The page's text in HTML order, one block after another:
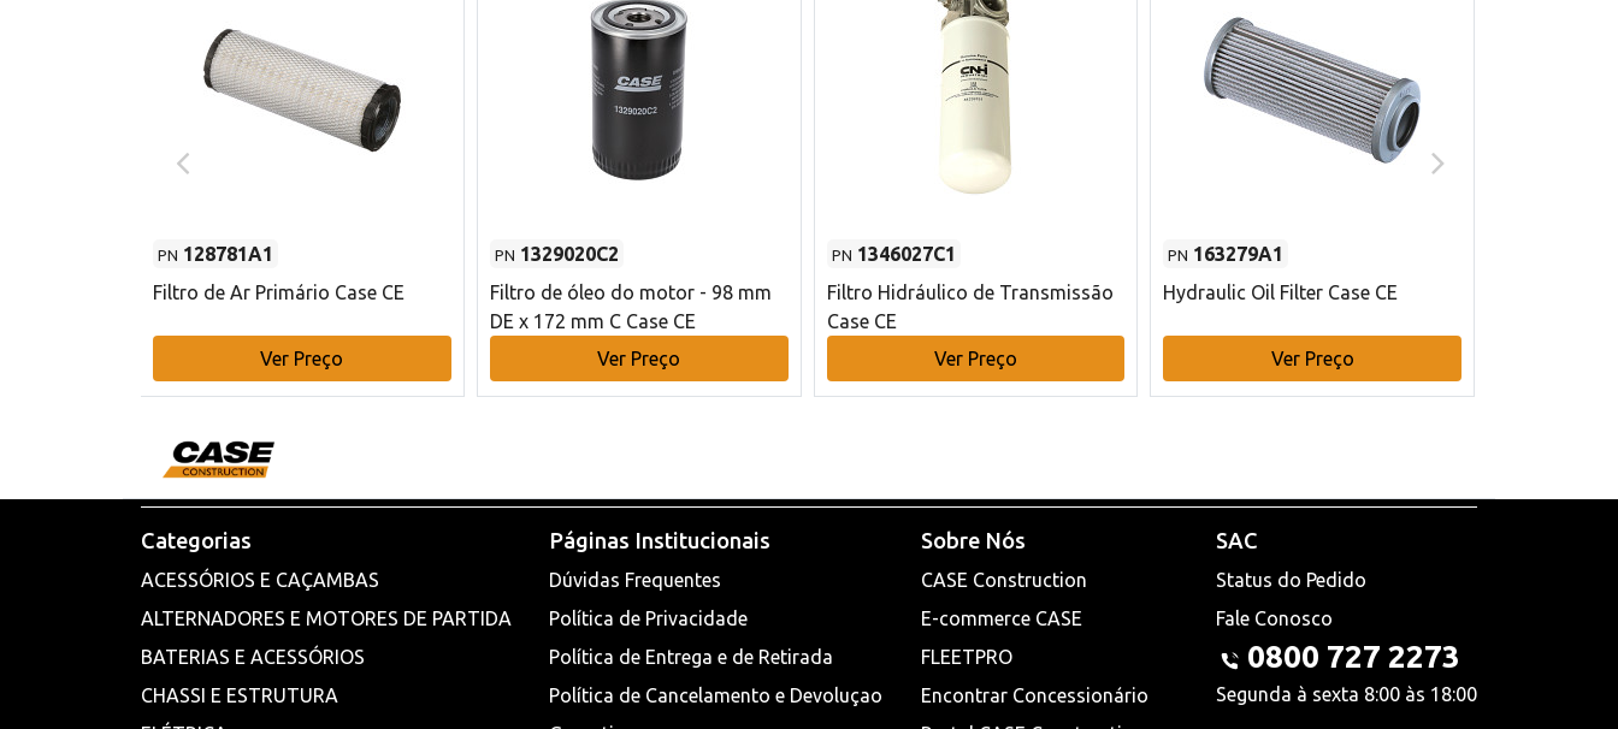
PN 128781A1
Filtro de Ar Primário Case CE
Ver Preço
PN 1329020C2
Filtro de óleo do motor - 98 mm
DE x 172 mm C Case CE
Ver Preço
PN 1346027C1
Filtro Hidráulico de Transmissão
Case CE
Ver Preço
PN 163279A1
Hydraulic Oil Filter Case CE
Ver Preço
Categorias
ACESSÓRIOS E CAÇAMBAS
ALTERNADORES E MOTORES DE PARTIDA
BATERIAS E ACESSÓRIOS
CHASSI E ESTRUTURA
Páginas Institucionais
Dúvidas Frequentes
Política de Privacidade
Política de Entrega e de Retirada
Política de Cancelamento e Devoluçao
Sobre Nós
CASE Construction
E-commerce CASE
FLEETPRO
Encontrar Concessionário
SAC
Status do Pedido
Fale Conosco
0800 727 2273
Segunda à sexta 8:00 às 18:00